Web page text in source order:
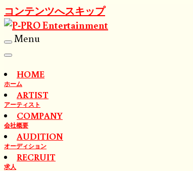
コンテンツへスキップ
Menu
HOME
ホーム
ARTIST
アーティスト
COMPANY
会社概要
AUDITION
オーディション
RECRUIT
求人